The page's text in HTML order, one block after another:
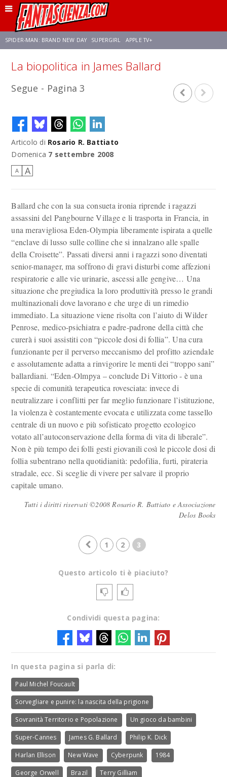
SPIDER-MAN: BRAND NEW DAY SUPERGIRL APPLE TV+
FRANCO RICCIARDIELLO ZENDAYA
La biopolitica in James Ballard
Segue - Pagina 3
Articolo di Rosario R. Battiato
Domenica 7 settembre 2008
A A
Ballard che con la sua consueta ironia riprende i ragazzi
assassini del Pangbourne Village e li trasporta in Francia, in
una meravigliosa Eden-Olympia liberamente ispirata a quelle
“enclave di lusso sulle colline che si innalzano alle spalle
della Croisette”. Passati diversi anni i ragazzi sono diventati
senior-manager, ma soffrono di gravi disturbi come affezioni
respiratorie e alle vie urinarie, ascessi alle gengive… Una
situazione che pregiudica la loro produttività presso le grandi
multinazionali dove lavorano e che urge di un rimedio
immediato. La situazione viene risolta con l’aiuto di Wilder
Penrose, medico-psichiatra e padre-padrone della città che
curerà i suoi assistiti con “piccole dosi di follia”. Una cura
funzionante per il perverso meccanismo del profitto aziendale
e assolutamente adatta a rinvigorire le menti dei “troppo sani”
ballardiani. “Eden-Olmpya – conclude Di Vittorio - è una
specie di comunità terapeutica rovesciata: invece di
neutralizzare i conflitti per far meglio funzionare l’istituzione,
la violenza è costantemente evocata e utilizzata come tassello
centrale di un nuovo e più sofisticato progetto ecologico
votato all’autoconservazione della forma di vita di liberale”.
Non è più tempo dei folli gesti giovanili così le piccole dosi di
follia subentrano nella quotidianità: pedofilia, furti, pirateria
stradale, ecc. Si sceglie di vivere per salvare il proprio
capitale umano.
Tutti i diritti riservati ©2008 Rosario R. Battiato e Associazione
Delos Books
1 2 3
Questo articolo ti è piaciuto?
Condividi questa pagina:
In questa pagina si parla di:
Paul Michel Foucault
Sorvegliare e punire: la nascita della prigione
Sovranità Territorio e Popolazione Un gioco da bambini
Super-Cannes James G. Ballard Philip K. Dick
Harlan Ellison New Wave Cyberpunk 1984
George Orwell Brazil Terry Gilliam